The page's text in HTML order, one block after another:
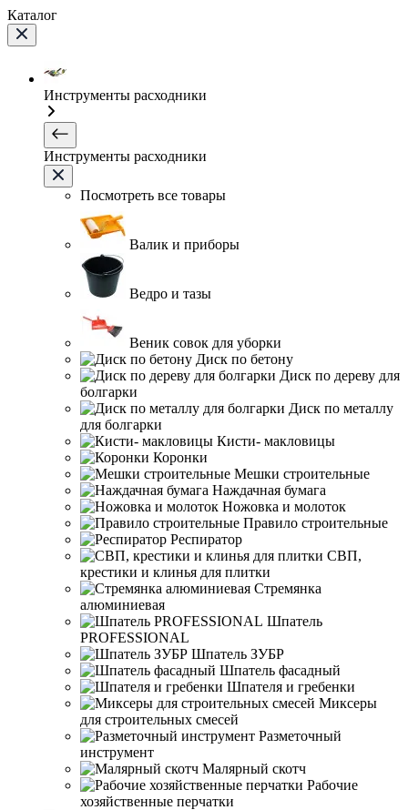
Каталог
Инструменты расходники
Инструменты расходники
Посмотреть все товары
Валик и приборы
Ведро и тазы
Веник совок для уборки
Диск по бетону
Диск по дереву для
болгарки
Диск по металлу
для болгарки
Кисти- макловицы
Коронки
Мешки строительные
Наждачная бумага
Ножовка и молоток
Правило строительные
Респиратор
СВП,
крестики и клинья для плитки
Стремянка
алюминиевая
Шпатель
PROFESSIONAL
Шпатель ЗУБР
Шпатель фасадный
Шпателя и гребенки
Миксеры
для строительных смесей
Разметочный
инструмент
Малярный скотч
Рабочие
хозяйственные перчатки